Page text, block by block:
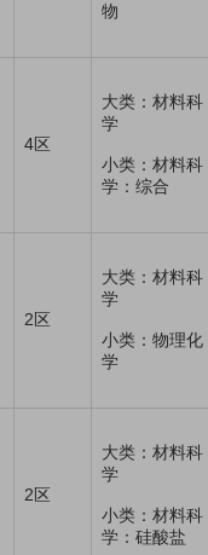
物
4区
大类：材料科
学
小类：材料科
学：综合
2区
大类：材料科
学
小类：物理化
学
2区
大类：材料科
学
小类：材料科
学：硅酸盐